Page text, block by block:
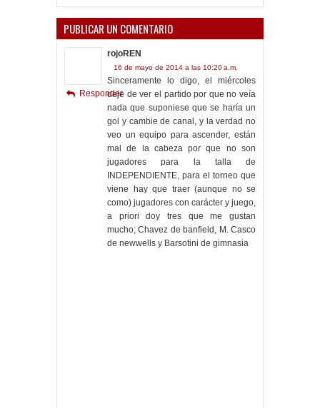
PUBLICAR UN COMENTARIO
rojoREN
16 de mayo de 2014 a las 10:20 a.m.
Sinceramente lo digo, el miércoles
deje de ver el partido por que no veía
nada que suponiese que se haría un
gol y cambie de canal, y la verdad no
veo un equipo para ascender, están
mal de la cabeza por que no son
jugadores para la talla de
INDEPENDIENTE, para el torneo que
viene hay que traer (aunque no se
como) jugadores con carácter y juego,
a priori doy tres que me gustan
mucho; Chavez de banfield, M. Casco
de newwells y Barsotini de gimnasia
Responder